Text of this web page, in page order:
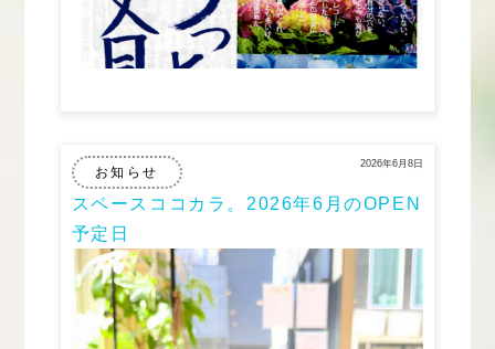
お知らせ
2026年6月8日
スペースココカラ。2026年6月のOPEN
予定日